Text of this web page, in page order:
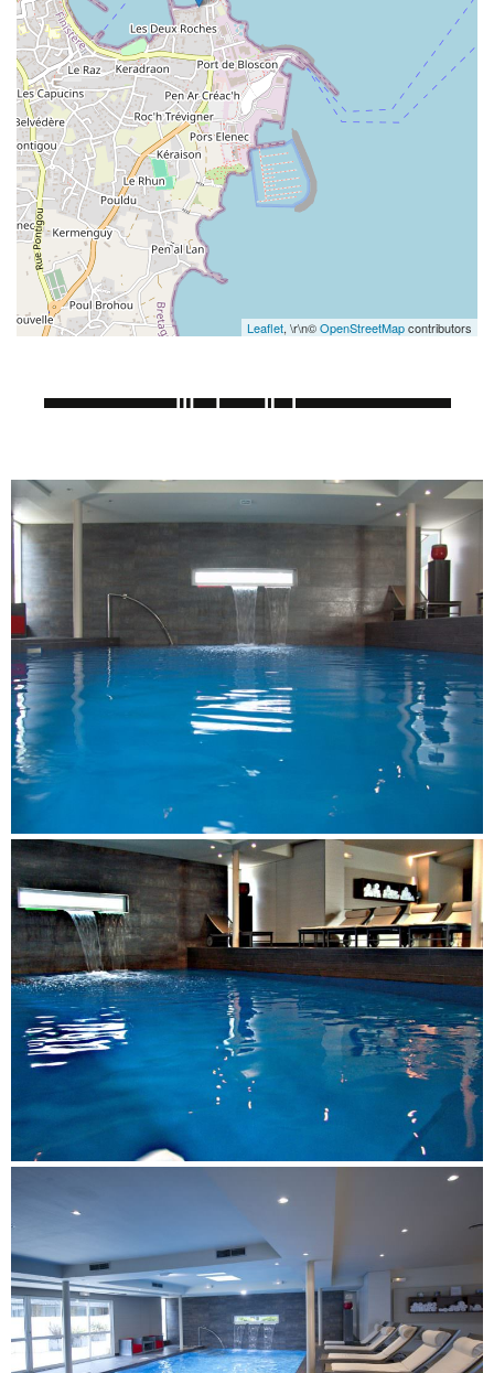
Leaflet, \r\n©OpenStreetMapcontributors